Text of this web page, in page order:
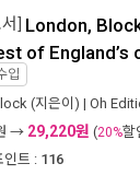
] London,
of England’s
입
(지은이) | Oh
→ 29,220원 (20%할
인트 : 116